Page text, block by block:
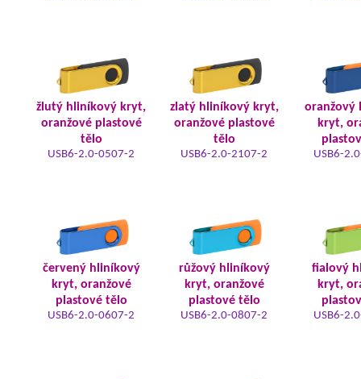
žlutý hliníkový kryt,
oranžové plastové
tělo
USB6-2.0-0507-2
zlatý hliníkový kryt,
oranžové plastové
tělo
USB6-2.0-2107-2
oranžový
kryt,
USB6-
červený hliníkový
kryt, oranžové
plastové tělo
USB6-2.0-0607-2
růžový hliníkový
kryt, oranžové
plastové tělo
USB6-2.0-0807-2
fialový
kryt,
USB6-